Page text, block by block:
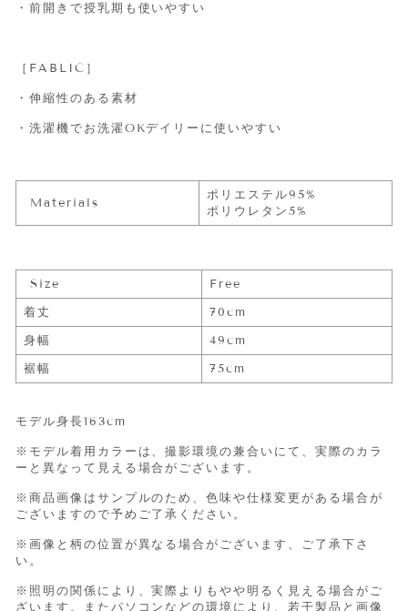
・前開きで授乳期も使いやすい
［FABLIC］
・伸縮性のある素材
・洗濯機でお洗濯OKデイリーに使いやすい
Materials
ポリエステル95%
ポリウレタン5%
Size
Free
着丈
70cm
身幅
49cm
裾幅
75cm
モデル身長163cm
※モデル着用カラーは、撮影環境の兼合いにて、実際のカラ
ーと異なって見える場合がございます。
※商品画像はサンプルのため、色味や仕様変更がある場合が
ございますので予めご了承ください。
※画像と柄の位置が異なる場合がございます、ご了承下さ
い。
※照明の関係により、実際よりもやや明るく見える場合がご
ざいます。またパソコンなどの環境により、若干製品と画像